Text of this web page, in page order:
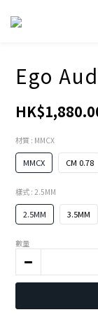
Ego
材質 : MMCX
MMCX CM 0.78
樣式 : 2.5MM
2.5MM 3.5MM
數量